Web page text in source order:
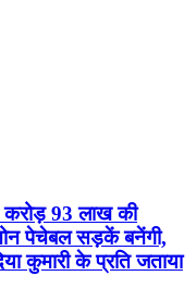
करोड़ 93 लाख की
पेचेबल सड़कें बनेंगी,
कुमारी के प्रति जताया